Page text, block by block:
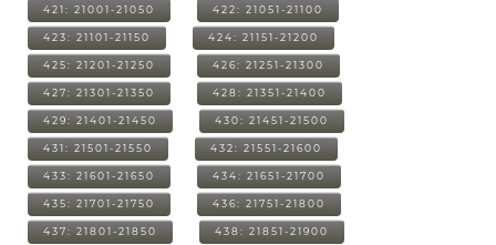
421: 21001-21050 422: 21051-21100
423: 21101-21150 424: 21151-21200
425: 21201-21250 426: 21251-21300
427: 21301-21350 428: 21351-21400
429: 21401-21450 430: 21451-21500
431: 21501-21550 432: 21551-21600
433: 21601-21650 434: 21651-21700
435: 21701-21750 436: 21751-21800
437: 21801-21850 438: 21851-21900